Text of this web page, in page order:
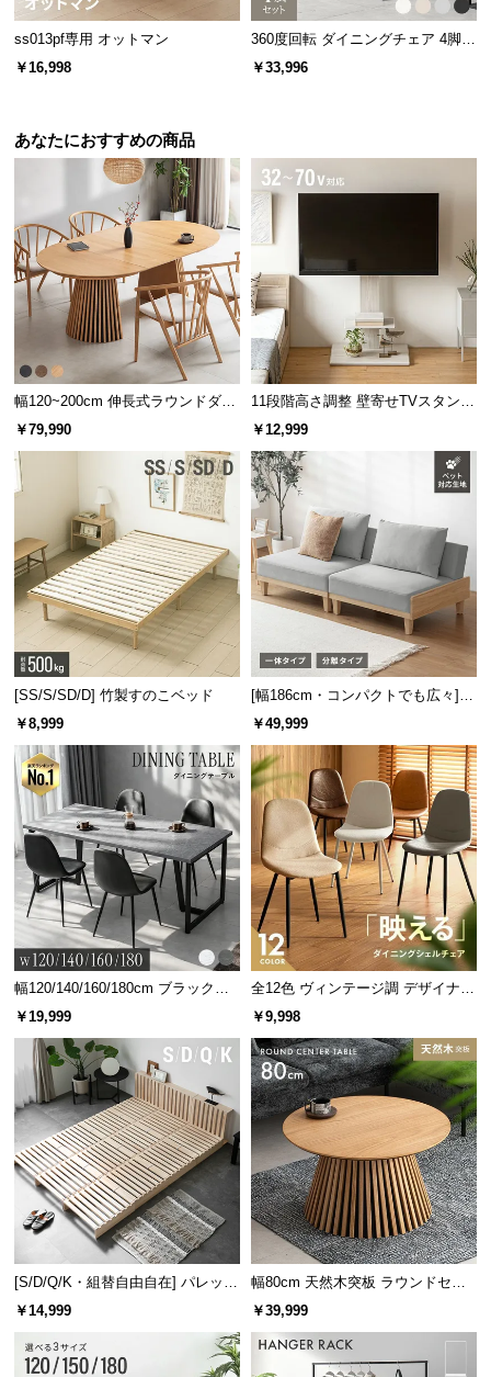
スのよい丸形座面でしっかり体を支えます。
直径 約34㎝
安定感のある脚部
脚部は傾斜を付けたハの字型。安定感に優れ、見た
目もスタイリッシュなデザインです。
簡単に取り外しできるクッション
座面クッションは簡単に取り外しができるため、気
分に合わせてスツールの雰囲気も変えられます。
滑り止め加工
クッション裏面には滑り止め加工が
施されているため、落ちたりズレる
ss013pf専用 オットマン
￥16,998
360度回転 ダイニングチェア 4脚セ
ット
￥33,996
あなたにおすすめの商品
幅120~200cm 伸長式ラウンドダイ
ニングテーブル 6人掛け 天然木突
￥79,990
11段階高さ調整 壁寄せTVスタンド
キャスター付き 上下左右角度調節
￥12,999
[SS/S/SD/D] 竹製すのこベッド
￥8,999
[幅186cm・コンパクトでも広々] 3
人掛けソファベッド リクライニン
￥49,999
幅120/140/160/180cm ブラックフ
レーム ダイニング 大理石調 4人掛
￥19,999
全12色 ヴィンテージ調 デザイナー
ズシェルチェア
￥9,998
[S/D/Q/K・組替自由自在] パレット
ベッド 8/12/16枚セット
￥14,999
幅80cm 天然木突板 ラウンドセン
ターテーブル 美しい格子デザイン
￥39,999